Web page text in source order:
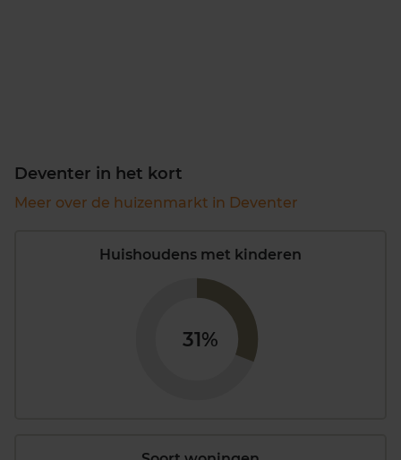
Deventer in het kort
Meer over de huizenmarkt in Deventer
Huishoudens met kinderen
31%